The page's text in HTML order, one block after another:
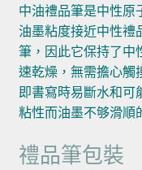
中油禮品筆是中性原
油墨粘度接近中性禮
筆，因此它保持了中
速乾燥，無需擔心觸
即書寫時易斷水和可
粘性而油墨不够滑順
禮品筆包裝